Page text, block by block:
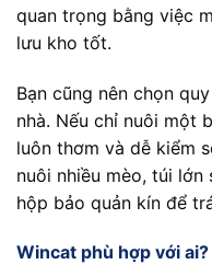
quan trọng bằng việc
lưu kho tốt.
Bạn cũng nên chọn
nhà. Nếu chỉ nuôi một
luôn thơm và dễ kiểm
nuôi nhiều mèo, túi
hộp bảo quản kín để
Wincat phù hợp với ai?